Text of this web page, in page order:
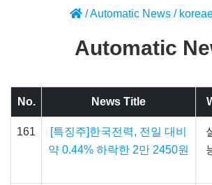
/Automatic News /
Automatic
No. News Title
161
[특징주]한국전력, 전일 대비
약 0.44% 하락한 2만 2450원